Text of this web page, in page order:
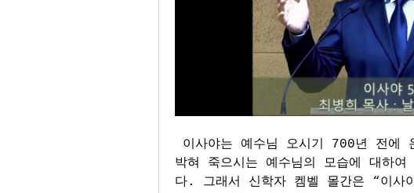
박혀 죽으시는 예수님의 모습에 대하여
다. 그래서 신학자 켐벨 몰간은 “이사